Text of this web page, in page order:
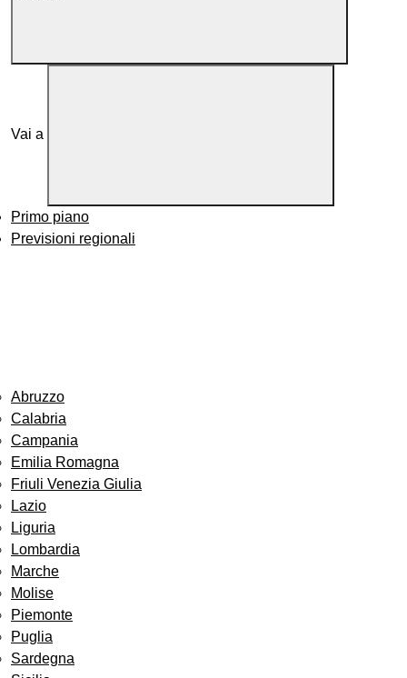
Vai a
Primo piano
Previsioni regionali
Abruzzo
Calabria
Campania
Emilia Romagna
Friuli Venezia Giulia
Lazio
Liguria
Lombardia
Marche
Molise
Piemonte
Puglia
Sardegna